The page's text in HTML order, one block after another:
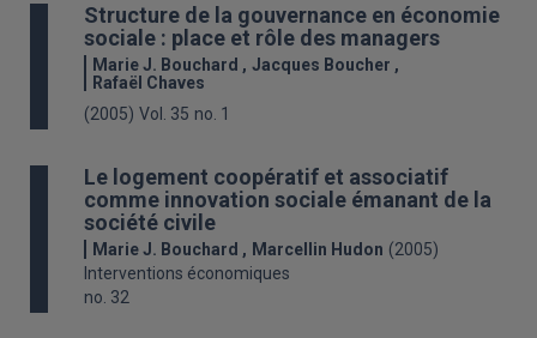
Structure de la gouvernance en économie
sociale : place et rôle des managers
Marie J. Bouchard
Jacques Boucher
Rafaël Chaves
(2005) Vol. 35 no. 1
Le logement coopératif et associatif
comme innovation sociale émanant de la
société civile
Marie J. Bouchard Marcellin Hudon (2005)
Interventions économiques
no. 32